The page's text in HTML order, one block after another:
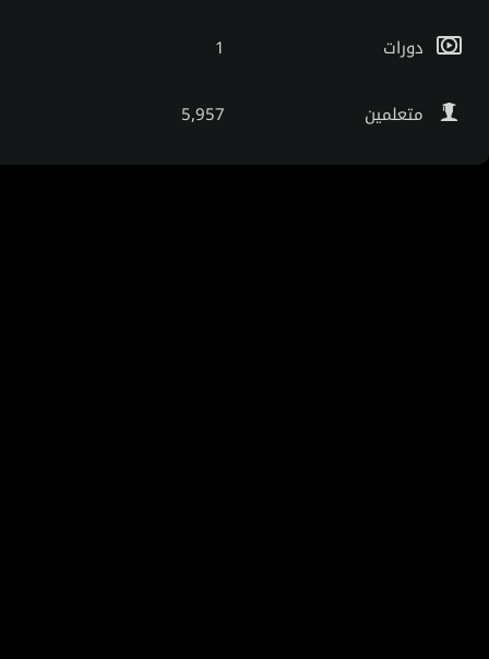
دورات 1
متعلمين 5,957